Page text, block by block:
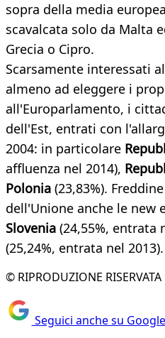
sopra della media
scavalcata solo da Malta
Grecia o Cipro.
Scarsamente interessati
almeno ad eleggere i
all'Europarlamento, i
dell'Est, entrati con
2004: in particolare
affluenza nel 2014),
Polonia (23,83%).
dell'Unione anche le new
Slovenia (24,55%, entrata
(25,24%, entrata nel 2013).
© RIPRODUZIONE RISERVATA
Seguici anche su